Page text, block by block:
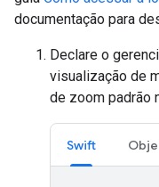
documentação para
Declare o
visualização de
de zoom padrão
Swift